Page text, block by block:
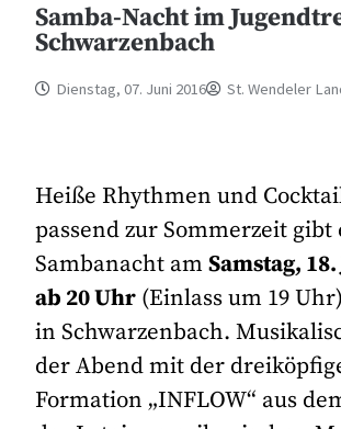
Samba-Nacht im
Schwarzenbach
Dienstag, 07. Juni 2016 St. Wendeler
Heiße Rhythmen und
passend zur Sommerzeit gibt
Sambanacht amSamstag,
ab 20 Uhr (Einlass um 19
in Schwarzenbach.
der Abend mit der
Formation „INFLOW“ aus